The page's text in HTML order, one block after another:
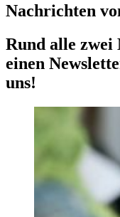
Nachrichten
Rund alle zwei
einen
uns!